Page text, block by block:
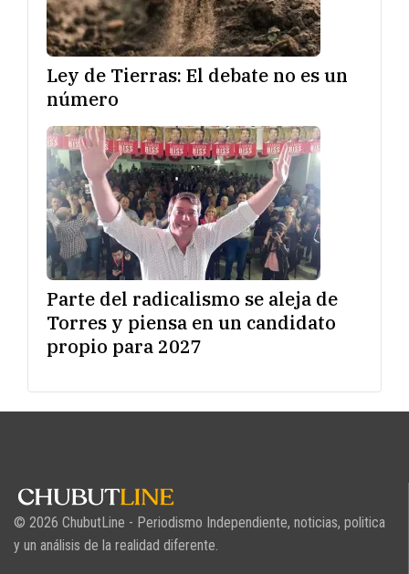
Ley de Tierras: El debate no es un
número
Parte del radicalismo se aleja de
Torres y piensa en un candidato
propio para 2027
© 2026 ChubutLine - Periodismo Independiente, noticias, politica
y un análisis de la realidad diferente.